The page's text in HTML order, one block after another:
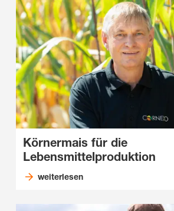
Körnermais für die
Lebensmittelproduktion
weiterlesen